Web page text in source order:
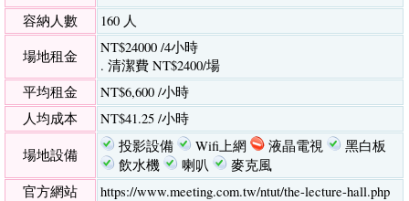
容納人數
160 人
場地租金
NT$24000 /4小時
. 清潔費 NT$2400/場
平均租金
NT$6,600 /小時
人均成本
NT$41.25 /小時
場地設備
投影設備 Wifi上網 液晶電視
黑白板
飲水機
喇叭
麥克風
官方網站
https://www.meeting.com.tw/ntut/the-lecture-hall.php